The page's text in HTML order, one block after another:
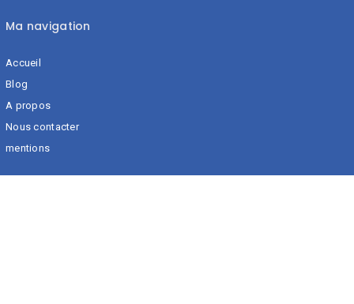
Ma navigation
Accueil
Blog
A propos
Nous contacter
mentions